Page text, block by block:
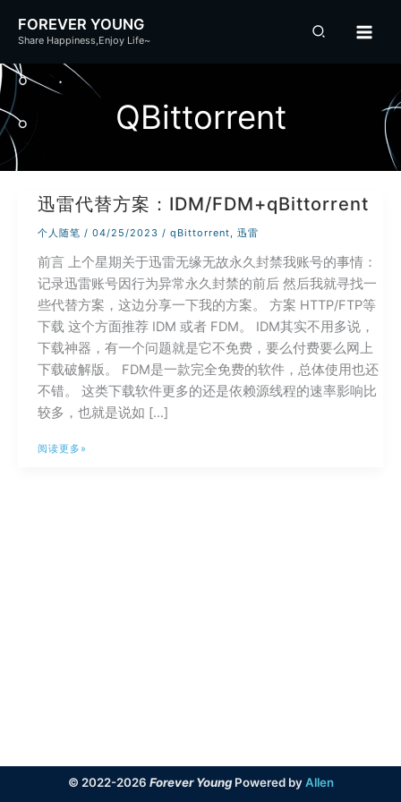
容
FOREVER YOUNG
Share Happiness,Enjoy Life~
QBittorrent
迅雷代替方案：IDM/FDM+qBittorrent
个人随笔 / 04/25/2023 / qBittorrent, 迅雷
前言 上个星期关于迅雷无缘无故永久封禁我账号的事情：
记录迅雷账号因行为异常永久封禁的前后 然后我就寻找一
些代替方案，这边分享一下我的方案。 方案 HTTP/FTP等
下载 这个方面推荐 IDM 或者 FDM。 IDM其实不用多说，
下载神器，有一个问题就是它不免费，要么付费要么网上
下载破解版。 FDM是一款完全免费的软件，总体使用也还
不错。 这类下载软件更多的还是依赖源线程的速率影响比
较多，也就是说如 […]
迅
阅读更多»
© 2022-2026 Forever YoungPowered by Allen